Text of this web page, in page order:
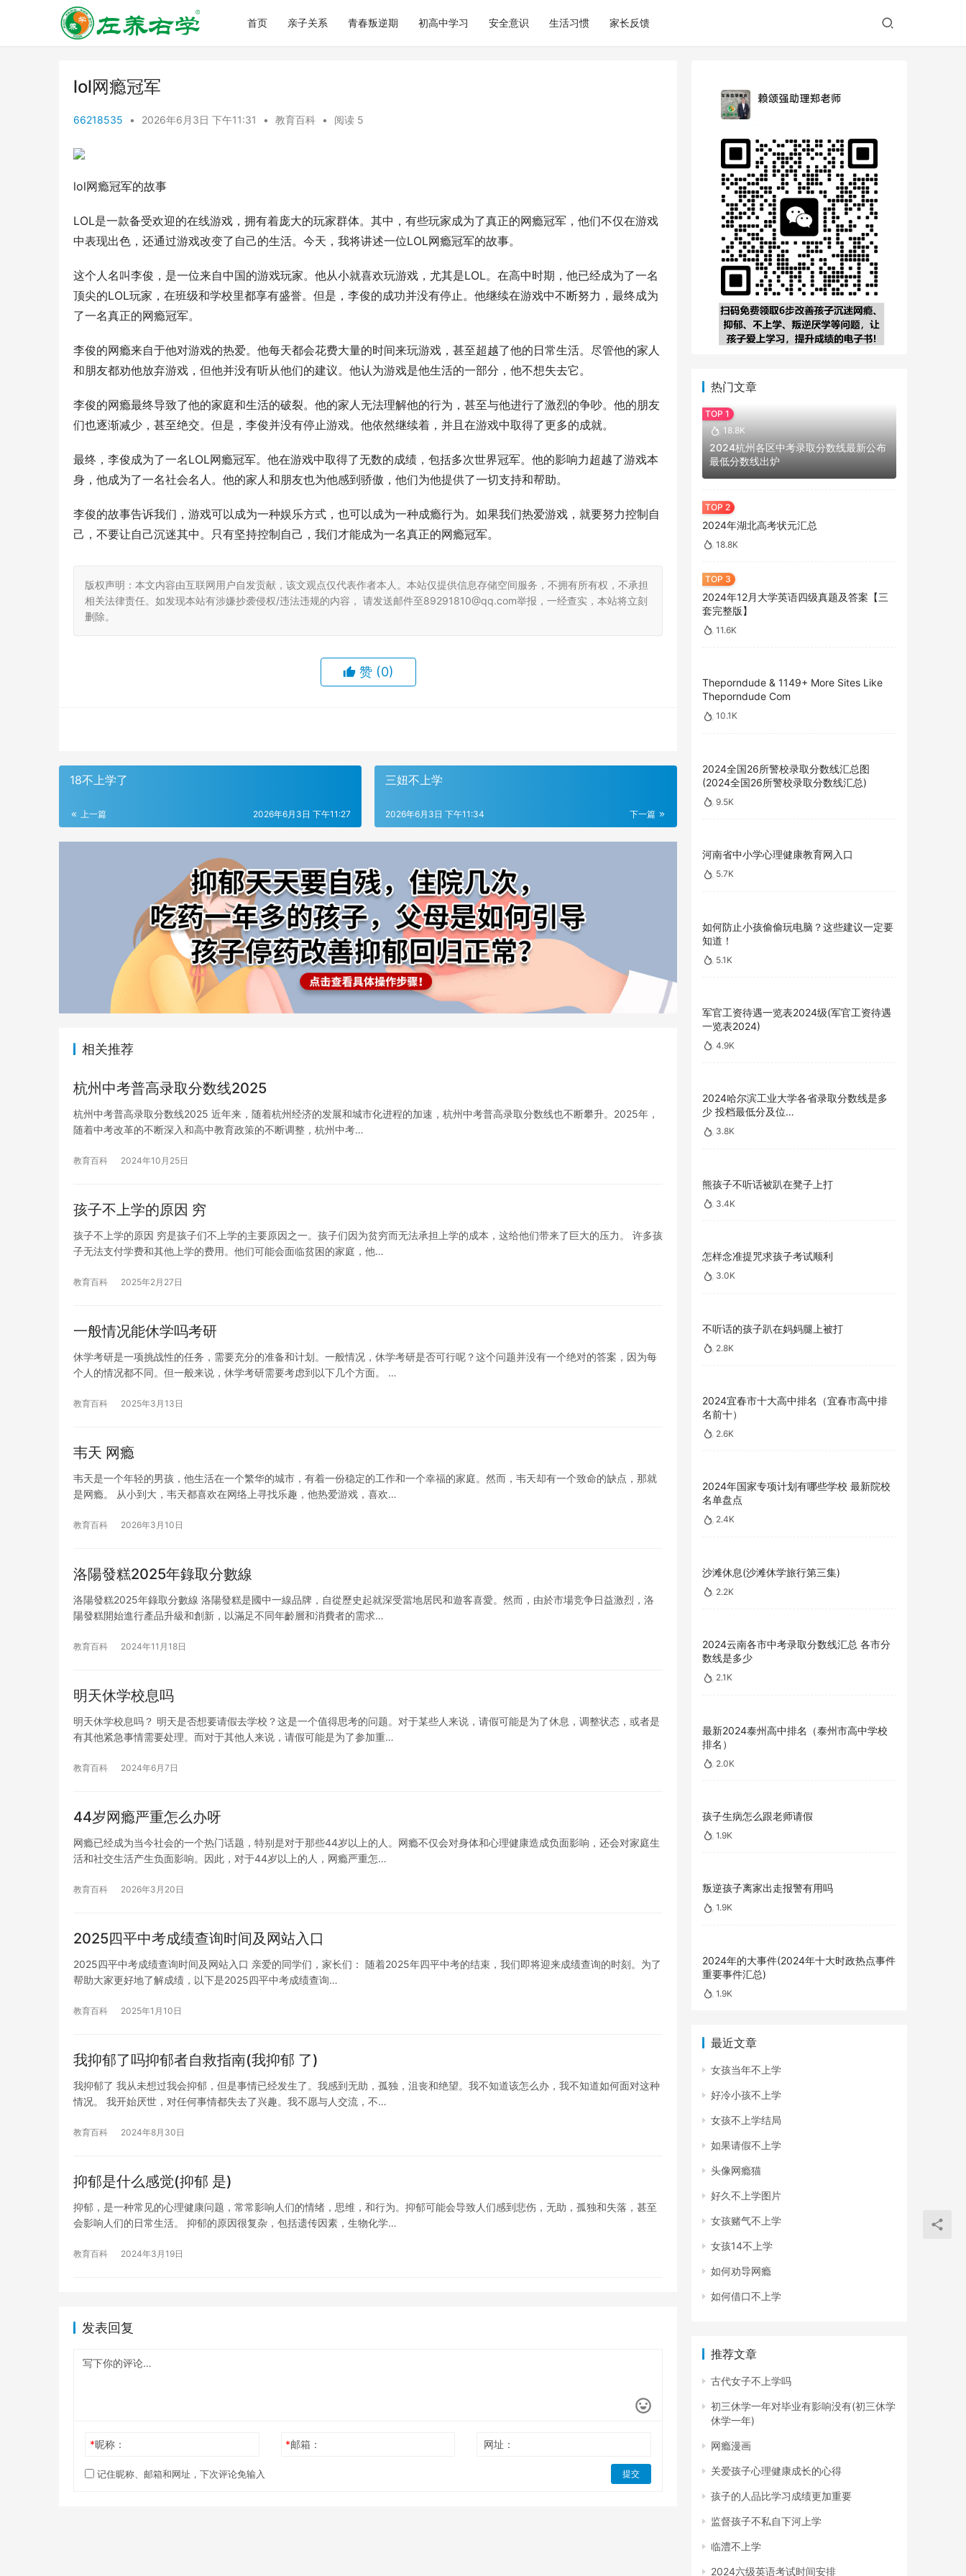
首页 亲子关系 青春叛逆期 初高中学习 安全意识 生活习惯 家长反馈
lol网瘾冠军
66218535 • 2026年6月3日 下午11:31 • 教育百科 • 阅读 5
lol网瘾冠军的故事
LOL是一款备受欢迎的在线游戏，拥有着庞大的玩家群体。其中，有些玩家成为了真正的网瘾冠军，他们不仅在游戏
中表现出色，还通过游戏改变了自己的生活。今天，我将讲述一位LOL网瘾冠军的故事。
这个人名叫李俊，是一位来自中国的游戏玩家。他从小就喜欢玩游戏，尤其是LOL。在高中时期，他已经成为了一名
顶尖的LOL玩家，在班级和学校里都享有盛誉。但是，李俊的成功并没有停止。他继续在游戏中不断努力，最终成为
了一名真正的网瘾冠军。
李俊的网瘾来自于他对游戏的热爱。他每天都会花费大量的时间来玩游戏，甚至超越了他的日常生活。尽管他的家人
和朋友都劝他放弃游戏，但他并没有听从他们的建议。他认为游戏是他生活的一部分，他不想失去它。
李俊的网瘾最终导致了他的家庭和生活的破裂。他的家人无法理解他的行为，甚至与他进行了激烈的争吵。他的朋友
们也逐渐减少，甚至绝交。但是，李俊并没有停止游戏。他依然继续着，并且在游戏中取得了更多的成就。
最终，李俊成为了一名LOL网瘾冠军。他在游戏中取得了无数的成绩，包括多次世界冠军。他的影响力超越了游戏本
身，他成为了一名社会名人。他的家人和朋友也为他感到骄傲，他们为他提供了一切支持和帮助。
李俊的故事告诉我们，游戏可以成为一种娱乐方式，也可以成为一种成瘾行为。如果我们热爱游戏，就要努力控制自
己，不要让自己沉迷其中。只有坚持控制自己，我们才能成为一名真正的网瘾冠军。
版权声明：本文内容由互联网用户自发贡献，该文观点仅代表作者本人。本站仅提供信息存储空间服务，不拥有所有权，不承担
相关法律责任。如发现本站有涉嫌抄袭侵权/违法违规的内容， 请发送邮件至89291810@qq.com举报，一经查实，本站将立刻
删除。
赞 (0)
18不上学了
上一篇 2026年6月3日 下午11:27
三妞不上学
下一篇
2026年6月3日 下午11:34
相关推荐
杭州中考普高录取分数线2025
杭州中考普高录取分数线2025 近年来，随着杭州经济的发展和城市化进程的加速，杭州中考普高录取分数线也不断攀升。2025年，
随着中考改革的不断深入和高中教育政策的不断调整，杭州中考…
教育百科 2024年10月25日
孩子不上学的原因 穷
孩子不上学的原因 穷是孩子们不上学的主要原因之一。孩子们因为贫穷而无法承担上学的成本，这给他们带来了巨大的压力。 许多孩
子无法支付学费和其他上学的费用。他们可能会面临贫困的家庭，他…
教育百科 2025年2月27日
一般情况能休学吗考研
休学考研是一项挑战性的任务，需要充分的准备和计划。一般情况，休学考研是否可行呢？这个问题并没有一个绝对的答案，因为每
个人的情况都不同。但一般来说，休学考研需要考虑到以下几个方面。 …
教育百科 2025年3月13日
韦天 网瘾
韦天是一个年轻的男孩，他生活在一个繁华的城市，有着一份稳定的工作和一个幸福的家庭。然而，韦天却有一个致命的缺点，那就
是网瘾。 从小到大，韦天都喜欢在网络上寻找乐趣，他热爱游戏，喜欢…
教育百科 2026年3月10日
洛陽發糕2025年錄取分數線
洛陽發糕2025年錄取分數線 洛陽發糕是國中一線品牌，自從歷史起就深受當地居民和遊客喜愛。然而，由於市場竞争日益激烈，洛
陽發糕開始進行產品升級和創新，以滿足不同年齡層和消費者的需求…
教育百科 2024年11月18日
明天休学校息吗
明天休学校息吗？ 明天是否想要请假去学校？这是一个值得思考的问题。对于某些人来说，请假可能是为了休息，调整状态，或者是
有其他紧急事情需要处理。而对于其他人来说，请假可能是为了参加重…
教育百科 2024年6月7日
44岁网瘾严重怎么办呀
网瘾已经成为当今社会的一个热门话题，特别是对于那些44岁以上的人。网瘾不仅会对身体和心理健康造成负面影响，还会对家庭生
活和社交生活产生负面影响。因此，对于44岁以上的人，网瘾严重怎…
教育百科 2026年3月20日
2025四平中考成绩查询时间及网站入口
2025四平中考成绩查询时间及网站入口 亲爱的同学们，家长们： 随着2025年四平中考的结束，我们即将迎来成绩查询的时刻。为了
帮助大家更好地了解成绩，以下是2025四平中考成绩查询…
教育百科 2025年1月10日
我抑郁了吗抑郁者自救指南(我抑郁 了)
我抑郁了 我从未想过我会抑郁，但是事情已经发生了。我感到无助，孤独，沮丧和绝望。我不知道该怎么办，我不知道如何面对这种
情况。 我开始厌世，对任何事情都失去了兴趣。我不愿与人交流，不…
教育百科 2024年8月30日
抑郁是什么感觉(抑郁 是)
抑郁，是一种常见的心理健康问题，常常影响人们的情绪，思维，和行为。抑郁可能会导致人们感到悲伤，无助，孤独和失落，甚至
会影响人们的日常生活。 抑郁的原因很复杂，包括遗传因素，生物化学…
教育百科 2024年3月19日
发表回复
*昵称： *邮箱： 网址：
记住昵称、邮箱和网址，下次评论免输入 提交
热门文章
18.8K
2024杭州各区中考录取分数线最新公布
最低分数线出炉
2024年湖北高考状元汇总
18.8K
2024年12月大学英语四级真题及答案【三
套完整版】
11.6K
Theporndude & 1149+ More Sites Like
Theporndude Com
10.1K
2024全国26所警校录取分数线汇总图
(2024全国26所警校录取分数线汇总)
9.5K
河南省中小学心理健康教育网入口
5.7K
如何防止小孩偷偷玩电脑？这些建议一定要
知道！
5.1K
军官工资待遇一览表2024级(军官工资待遇
一览表2024)
4.9K
2024哈尔滨工业大学各省录取分数线是多
少 投档最低分及位…
3.8K
熊孩子不听话被趴在凳子上打
3.4K
怎样念准提咒求孩子考试顺利
3.0K
不听话的孩子趴在妈妈腿上被打
2.8K
2024宜春市十大高中排名（宜春市高中排
名前十）
2.6K
2024年国家专项计划有哪些学校 最新院校
名单盘点
2.4K
沙滩休息(沙滩休学旅行第三集)
2.2K
2024云南各市中考录取分数线汇总 各市分
数线是多少
2.1K
最新2024泰州高中排名（泰州市高中学校
排名）
2.0K
孩子生病怎么跟老师请假
1.9K
叛逆孩子离家出走报警有用吗
1.9K
2024年的大事件(2024年十大时政热点事件
重要事件汇总)
1.9K
最近文章
女孩当年不上学
好冷小孩不上学
女孩不上学结局
如果请假不上学
头像网瘾猫
好久不上学图片
女孩赌气不上学
女孩14不上学
如何劝导网瘾
如何借口不上学
推荐文章
古代女子不上学吗
初三休学一年对毕业有影响没有(初三休学
休学一年)
网瘾漫画
关爱孩子心理健康成长的心得
孩子的人品比学习成绩更加重要
监督孩子不私自下河上学
临澧不上学
2024六级英语考试时间安排